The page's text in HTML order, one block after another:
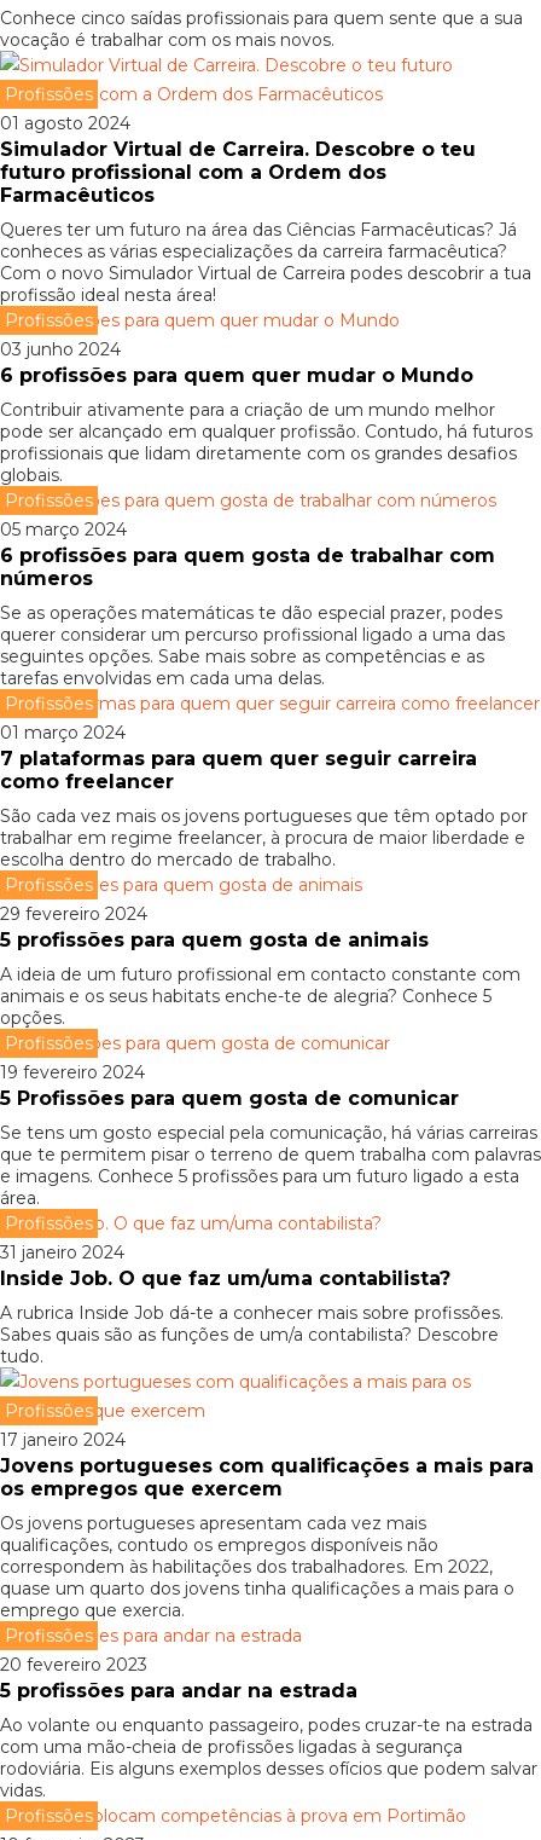
Conhece cinco saídas profissionais para quem sente que a sua
vocação é trabalhar com os mais novos.
Profissões
01 agosto 2024
Simulador Virtual de Carreira. Descobre o teu
futuro profissional com a Ordem dos
Farmacêuticos
Queres ter um futuro na área das Ciências Farmacêuticas? Já
conheces as várias especializações da carreira farmacêutica?
Com o novo Simulador Virtual de Carreira podes descobrir a tua
profissão ideal nesta área!
Profissões
03 junho 2024
6 profissões para quem quer mudar o Mundo
Contribuir ativamente para a criação de um mundo melhor
pode ser alcançado em qualquer profissão. Contudo, há futuros
profissionais que lidam diretamente com os grandes desafios
globais.
Profissões
05 março 2024
6 profissões para quem gosta de trabalhar com
números
Se as operações matemáticas te dão especial prazer, podes
querer considerar um percurso profissional ligado a uma das
seguintes opções. Sabe mais sobre as competências e as
tarefas envolvidas em cada uma delas.
Profissões
01 março 2024
7 plataformas para quem quer seguir carreira
como freelancer
São cada vez mais os jovens portugueses que têm optado por
trabalhar em regime freelancer, à procura de maior liberdade e
escolha dentro do mercado de trabalho.
Profissões
29 fevereiro 2024
5 profissões para quem gosta de animais
A ideia de um futuro profissional em contacto constante com
animais e os seus habitats enche-te de alegria? Conhece 5
opções.
Profissões
19 fevereiro 2024
5 Profissões para quem gosta de comunicar
Se tens um gosto especial pela comunicação, há várias carreiras
que te permitem pisar o terreno de quem trabalha com palavras
e imagens. Conhece 5 profissões para um futuro ligado a esta
área.
Profissões
31 janeiro 2024
Inside Job. O que faz um/uma contabilista?
A rubrica Inside Job dá-te a conhecer mais sobre profissões.
Sabes quais são as funções de um/a contabilista? Descobre
tudo.
Profissões
17 janeiro 2024
Jovens portugueses com qualificações a mais para
os empregos que exercem
Os jovens portugueses apresentam cada vez mais
qualificações, contudo os empregos disponíveis não
correspondem às habilitações dos trabalhadores. Em 2022,
quase um quarto dos jovens tinha qualificações a mais para o
emprego que exercia.
Profissões
20 fevereiro 2023
5 profissões para andar na estrada
Ao volante ou enquanto passageiro, podes cruzar-te na estrada
com uma mão-cheia de profissões ligadas à segurança
rodoviária. Eis alguns exemplos desses ofícios que podem salvar
vidas.
Profissões